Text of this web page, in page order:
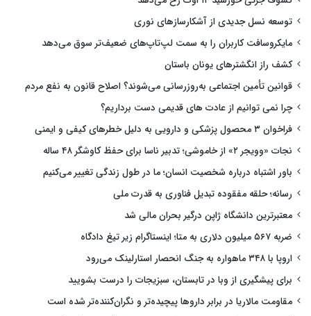
توسعه نسل جدیدی از آشکارسازهای نوری
مایکروسافت کاربران را به سمت لپ‌تاپ‌های ضعیف‌تر سوق می‌دهد
کشف راز انگشترهای یونان باستان
قوانین تأمین اجتماعی به‌روزرسانی می‌شوند؟ اصلاح قانون به نفع مردم
چرا نمی توانیم از عادت های قدیمی دست برداریم؟
فراخوان ۳ محصول پزشکی و دارویی به دلیل خطرهای کیفی و ایمنی
نجات «وویجر ۲» از خاموشی؛ تدبیر ناسا برای حفظ کاوشگر ۴۸ ساله
باور اشتباه درباره شخصیت انسان؛ ما در طول زندگی تغییر می‌کنیم
رسانه؛ حلقه مفقوده تبدیل فناوری به قدرت ملی
معتبرترین دانشگاه ژاپن درگیر بحران مالی شد
ضربه ۵۶۷ میلیون دلاری به متا؛ اینستاگرام زیر تیغ دادگاه
اروپا با ۳۴۸ ماهواره به جنگ انحصار استارلینک می‌رود
برای پیشگیری از وبا در تابستان، سبزیجات را درست بشویید
مقاومت مالاریا در برابر داروها پیچیده‌تر و نگران‌کننده‌تر شده است